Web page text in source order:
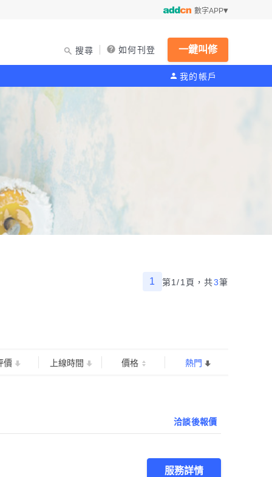
數字APP
搜尋 如何刊登 一鍵叫修
我的帳戶
1 第1/1頁，共3筆
價 上線時間 價格 熱門
洽談後報價
服務詳情